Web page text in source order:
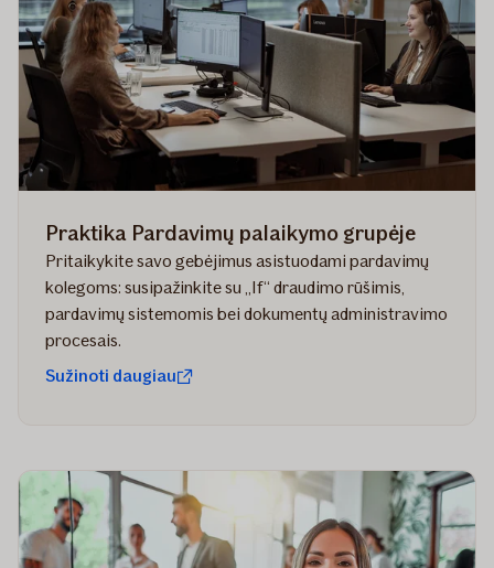
Praktika Pardavimų palaikymo grupėje
Pritaikykite savo gebėjimus asistuodami pardavimų
kolegoms: susipažinkite su „If“ draudimo rūšimis,
pardavimų sistemomis bei dokumentų administravimo
procesais.
Sužinoti daugiau